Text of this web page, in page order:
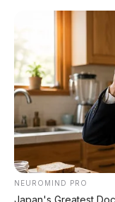
Home» Li Auto L9»
Gila! Li Auto
Jarak 1.650
Rp1,01 M!
NEUROMIND PRO
Japan's Greatest